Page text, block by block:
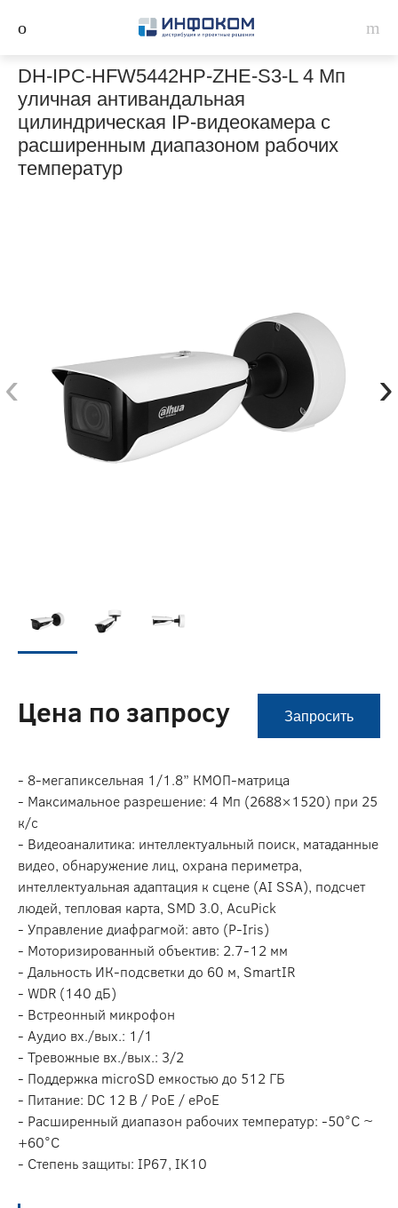
DH-IPC-HFW5442HP-ZHE-S3-L 4 Мп
уличная антивандальная
цилиндрическая IP-видеокамера с
расширенным диапазоном рабочих
температур
‹ ›
Цена по запросу Запросить
- 8-мегапиксельная 1/1.8” КМОП-матрица
- Максимальное разрешение: 4 Мп (2688×1520) при 25
к/с
- Видеоаналитика: интеллектуальный поиск, матаданные
видео, обнаружение лиц, охрана периметра,
интеллектуальная адаптация к сцене (AI SSA), подсчет
людей, тепловая карта, SMD 3.0, AcuPick
- Управление диафрагмой: авто (P-Iris)
- Моторизированный объектив: 2.7-12 мм
- Дальность ИК-подсветки до 60 м, SmartIR
- WDR (140 дБ)
- Встреонный микрофон
- Аудио вх./вых.: 1/1
- Тревожные вх./вых.: 3/2
- Поддержка microSD емкостью до 512 ГБ
- Питание: DC 12 В / PoE / ePoE
- Расширенный диапазон рабочих температур: -50°C ~
+60°C
- Степень защиты: IP67, IK10